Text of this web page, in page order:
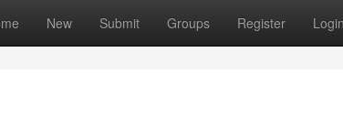
New Submit Groups Register Login